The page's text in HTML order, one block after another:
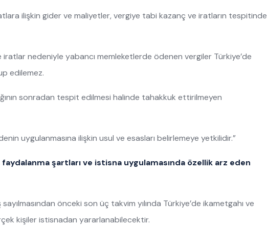
ilişkin gider ve maliyetler, vergiye tabi kazanç ve iratların tespitinde
iratlar nedeniyle yabancı memleketlerde ödenen vergiler Türkiye’de
edilemez.
sonradan tespit edilmesi halinde tahakkuk ettirilmeyen
uygulanmasına ilişkin usul ve esasları belirlemeye yetkilidir.”
şartları ve istisna uygulamasında özellik arz eden
önceki son üç takvim yılında Türkiye’de ikametgahı ve
kişiler istisnadan yararlanabilecektir.